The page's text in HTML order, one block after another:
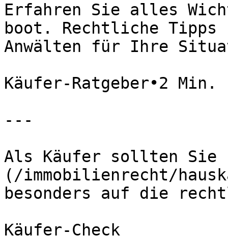
Erfahren Sie alles
boot. Rechtliche
Anwälten für Ihre
Käufer-Ratgeber•2
---
Als Käufer sollten
(/immobilienrecht/
besonders auf die
Käufer-Check